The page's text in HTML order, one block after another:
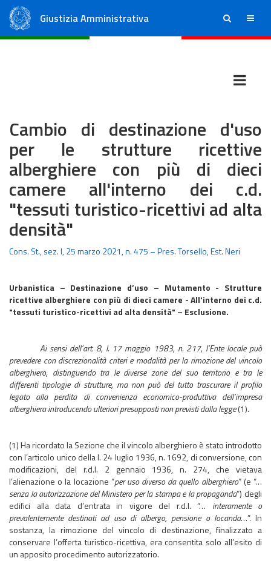
Giustizia Amministrativa ricerca menu
Cambio di destinazione d'uso
per le strutture ricettive
alberghiere con più di dieci
camere all'interno dei c.d.
"tessuti turistico-ricettivi ad alta
densità"
Cons. St., sez. I, 25 marzo 2021, n. 475 – Pres. Torsello, Est. Neri
Urbanistica – Destinazione d’uso – Mutamento - Strutture
ricettive alberghiere con più di dieci camere - All'interno dei c.d.
"tessuti turistico-ricettivi ad alta densità" – Esclusione.
Ai sensi dell’art. 8, l. 17 maggio 1983, n. 217, l’Ente locale può
prevedere con discrezionalità criteri e modalità per la rimozione del vincolo
alberghiero, distinguendo tra le diverse zone del suo territorio e tra le
differenti tipologie di strutture, ma non può del tutto trascurare il profilo
legato alla perdita di convenienza economico-produttiva dell’impresa
alberghiera introducendo ulteriori presupposti non previsti dalla legge(1).
(1) Ha ricordato la Sezione che il vincolo alberghiero è stato introdotto
con l’articolo unico della l. 24 luglio 1936, n. 1692, di conversione, con
modificazioni, del r.d.l. 2 gennaio 1936, n. 274, che vietava
l’alienazione o la locazione “per uso diverso da quello alberghiero” (e “…
senza la autorizzazione del Ministero per la stampa e la propaganda”) degli
edifici alla data d’entrata in vigore del r.d.l. “… interamente o
prevalentemente destinati ad uso di albergo, pensione o locanda…”. In
sostanza, la rimozione del vincolo di destinazione, finalizzato a
conservare l’offerta turistico-ricettiva, era consentita solo all’esito di
un apposito procedimento autorizzatorio.